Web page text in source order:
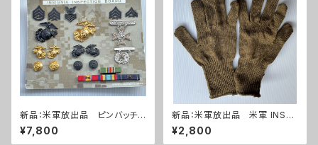
新品：米軍放出品 ピンバッチセ
ット(A0271)
¥7,800
新品：米軍放出品 米軍 INSER
T TYPE II ウールニット グロー
ブ 手袋 コヨーテ(A0272)
¥2,800